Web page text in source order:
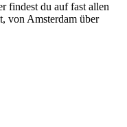
findest du auf fast allen
von Amsterdam über